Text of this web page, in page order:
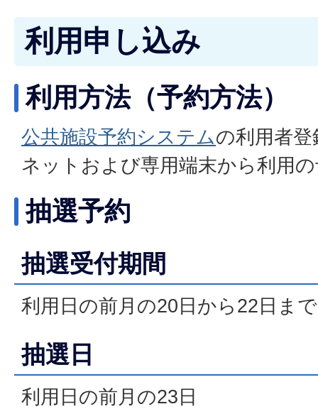
利用申し込み
利用方法（予約方法）
公共施設予約システムの利用者
ネットおよび専用端末から利用
抽選予約
抽選受付期間
利用日の前月の20日から22日まで
抽選日
利用日の前月の23日